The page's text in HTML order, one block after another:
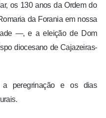
os 130 anos da Ordem do
da Forania em nossa
—, e a eleição de Dom
diocesano de Cajazeiras-
peregrinação e os dias